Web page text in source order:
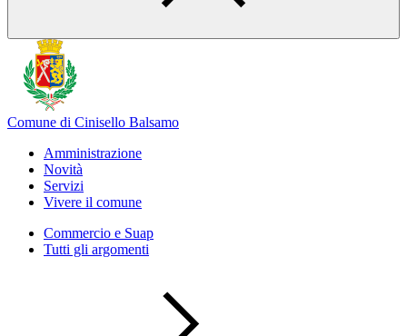
Comune di Cinisello Balsamo
Amministrazione
Novità
Servizi
Vivere il comune
Commercio e Suap
Tutti gli argomenti